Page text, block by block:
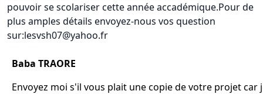
pouvoir se scolariser cette année accadémique.Pour de
plus amples détails envoyez-nous vos question
sur:lesvsh07@yahoo.fr
Baba TRAORE
Envoyez moi s'il vous plait une copie de votre projet car